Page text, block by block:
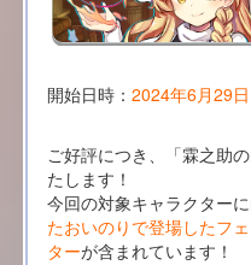
開始日時： 2024年6月29
ご好評につき、「霖之助
たします！
今回の対象キャラクターに
たおいのりで登場したフ
ターが含まれています！